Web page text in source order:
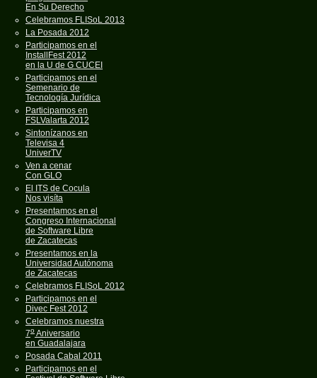
En Su Derecho
Celebramos FLISoL 2013
La Posada 2012
Participamos en el
InstallFest 2012
en la U de G CUCEI
Participamos en el
Semenario de
Tecnología Jurídica
Participamos en
FSLValarta 2012
Sintonízanos en
Televisa 4
UniverTV
Ven a cenar
Con GLO
El ITS de Cocula
Nos visíta
Presentamos en el
Congreso Internacional
de Software Libre
de Zacatecas
Presentamos en la
Universidad Autónoma
de Zacatecas
Celebramos FLISoL 2012
Participamos en el
Divec Fest 2012
Celebramos nuestra
7oAniversario
en Guadalajara
Posada Cabal 2011
Participamos en el